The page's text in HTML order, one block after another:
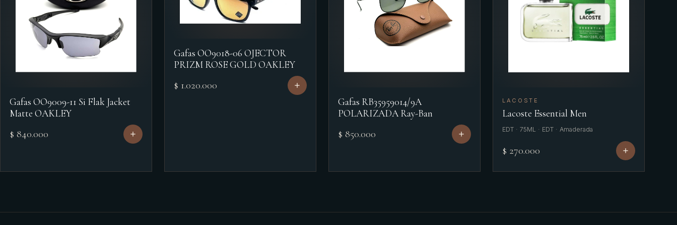
Gafas OO9009-11 Si Flak Jacket
Matte OAKLEY
$ 840.000
Gafas OO9018-06 OJECTOR
PRIZM ROSE GOLD OAKLEY
$ 1.020.000
Gafas RB35959014/9A
POLARIZADA Ray-Ban
$ 850.000
LACOSTE
Lacoste Essential Men
EDT · 75ML · EDT · Amaderada
$ 270.000